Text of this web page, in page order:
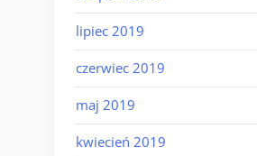
lipiec 2019
czerwiec 2019
maj 2019
kwiecień 2019